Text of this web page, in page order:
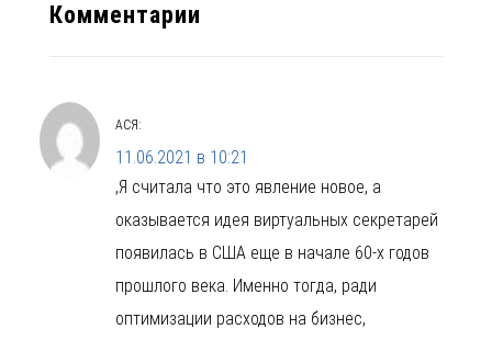
Комментарии
АСЯ:
11.06.2021 в 10:21
,Я считала что это явление новое, а
оказывается идея виртуальных секретарей
появилась в США еще в начале 60-х годов
прошлого века. Именно тогда, ради
оптимизации расходов на бизнес,